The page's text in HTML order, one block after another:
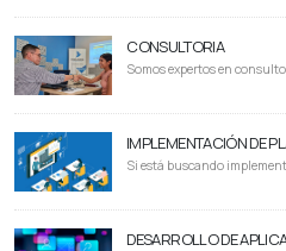
CONSULTORIA
Somos expertos en
IMPLEMENTACIÓN DE
Si está buscando
DESARROLLO DE